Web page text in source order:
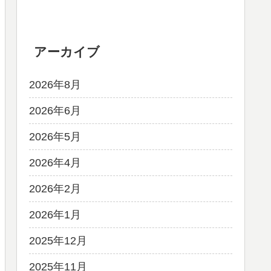
アーカイブ
2026年8月
2026年6月
2026年5月
2026年4月
2026年2月
2026年1月
2025年12月
2025年11月